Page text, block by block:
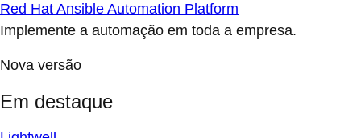
Red Hat Ansible Automation Platform
Implemente a automação em toda a empresa.
Nova versão
Em destaque